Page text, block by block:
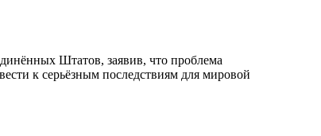
Штатов, заявив, что проблема
к серьёзным последствиям для мировой